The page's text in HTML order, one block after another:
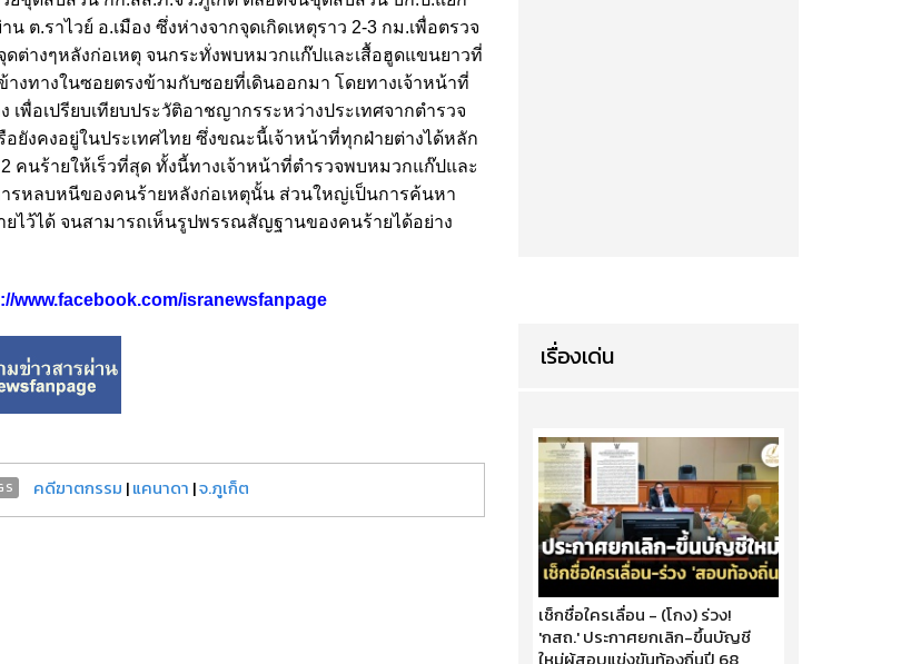
.ราไวย์ อ.เมือง ซึ่งห่างจากจุดเกิดเหตุราว 2-3 กม.เพื่อตรวจ
ต่างๆหลังก่อเหตุ จนกระทั่งพบหมวกแก๊ปและเสื้อฮูดแขนยาวที่
งทางในซอยตรงข้ามกับซอยที่เดินออกมา โดยทางเจ้าหน้าที่
พื่อเปรียบเทียบประวัติอาชญากรระหว่างประเทศจากตำรวจ
ยังคงอยู่ในประเทศไทย ซึ่งขณะนี้เจ้าหน้าที่ทุกฝ่ายต่างได้หลัก
นร้ายให้เร็วที่สุด ทั้งนี้ทางเจ้าหน้าที่ตำรวจพบหมวกแก๊ปและ
รหลบหนีของคนร้ายหลังก่อเหตุนั้น ส่วนใหญ่เป็นการค้นหา
ไว้ได้ จนสามารถเห็นรูปพรรณสัญฐานของคนร้ายได้อย่าง
www.facebook.com/isranewsfanpage
คดีฆาตกรรม |แคนาดา |จ.ภูเก็ต
เรื่องเด่น
เช็กชื่อใครเลื่อน - (โกง) ร่วง!
'กสถ.' ประกาศยกเลิก-ขึ้นบัญชี